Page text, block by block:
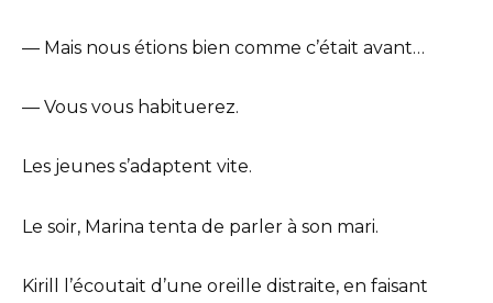
— Mais nous étions bien comme c’était avant…
— Vous vous habituerez.
Les jeunes s’adaptent vite.
Le soir, Marina tenta de parler à son mari.
Kirill l’écoutait d’une oreille distraite, en faisant